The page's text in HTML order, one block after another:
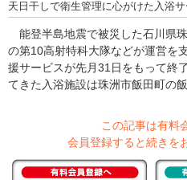
天日干しで衛生管理に心がけた入浴
能登半島地震で被災した石川県
の第10高射特科大隊などが運営を
援サービスが先月31日をもって
てきた入浴施設は珠洲市飯田町の
この記事は有料
会員登録すると続きを